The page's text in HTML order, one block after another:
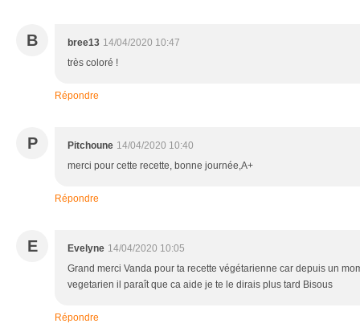
B bree13 14/04/2020 10:47
très coloré !
Répondre
P Pitchoune 14/04/2020 10:40
merci pour cette recette, bonne journée,A+
Répondre
E Evelyne 14/04/2020 10:05
Grand merci Vanda pour ta recette végétarienne car depuis un
vegetarien il paraît que ca aide je te le dirais plus tard Bisous
Répondre